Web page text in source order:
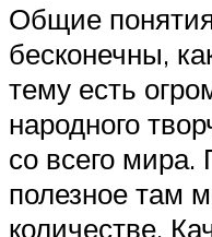
Общие
бесконечны,
тему есть
народного
со всего мира.
полезное там
количестве.